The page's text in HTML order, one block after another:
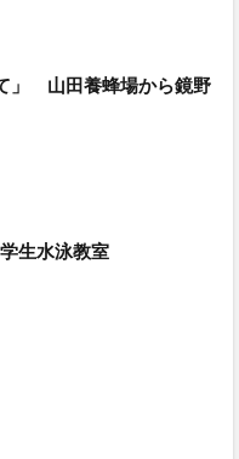
」 山田養蜂場から鏡野
生水泳教室